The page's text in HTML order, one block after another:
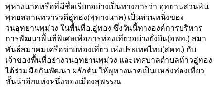
พุหางนาคหรือที่มีชื่อเรียกอย่างเป็นทางการว่า อุทยานสวนหิน
พุทธสถานทวารวดีอู่ทอง(พุหางนาค) เป็นส่วนหนึ่งของ
วนอุทยานพุม่วง ในพื้นที่อ.อู่ทอง ซึ่งวันนี้ทางองค์การบริหาร
การพัฒนาพื้นที่พิเศษเพื่อการท่องเที่ยวอย่างยั่งยืน(อพท.) สมา
พันธ์สมาคมเครือข่ายท่องเที่ยวแห่งประเทศไทย(สคท.) กับ
เจ้าของพื้นที่อย่างวนอุทยานพุม่วง และเทศบาลตำบลท้าวอู่ทอง
ได้ร่วมมือกันพัฒนา ผลักดัน ให้พุหางนาคเป็นแหล่งท่องเที่ยว
ชั้นนำอีกแห่งหนึ่งของเมืองสุพรรณ